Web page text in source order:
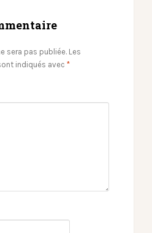
sera pas publiée. Les
indiqués avec *